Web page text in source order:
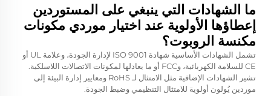
ما الشهادات التي ينبغي على المستوردين
إعطاؤها الأولوية عند اختيار موردي مكونات
مكنسة الروبوت؟
تشمل الشهادات الأساسية شهادة ISO 9001 لإدارة الجودة، وعلامة UL أو
CE للسلامة الكهربائية، وFCC أو ما يعادلها لمكونات الاتصالات اللاسلكية.
تشير الشهادات الإضافية مثل الامتثال لـ RoHS ومعايير إدارة البيئة إلى
موردين يُولون أولوية للامتثال التنظيمي وضبط الجودة.